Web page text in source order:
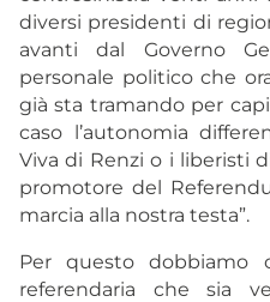
diversi presidenti di
avanti dal Governo
personale politico che
già sta tramando per
caso l’autonomia
Viva di Renzi o i liberisti
promotore del
marcia alla nostra testa”.
Per questo dobbiamo
referendaria che sia